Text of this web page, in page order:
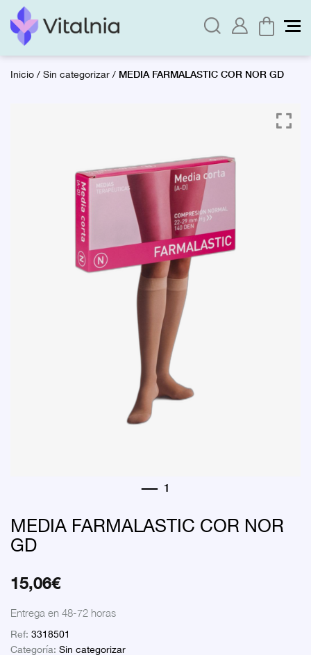
Inicio/Sin categorizar/ MEDIA FARMALASTIC COR NOR GD
MEDIA FARMALASTIC COR NOR
GD
15,06€
Entrega en 48-72 horas
Ref: 3318501
Categoría: Sin categorizar